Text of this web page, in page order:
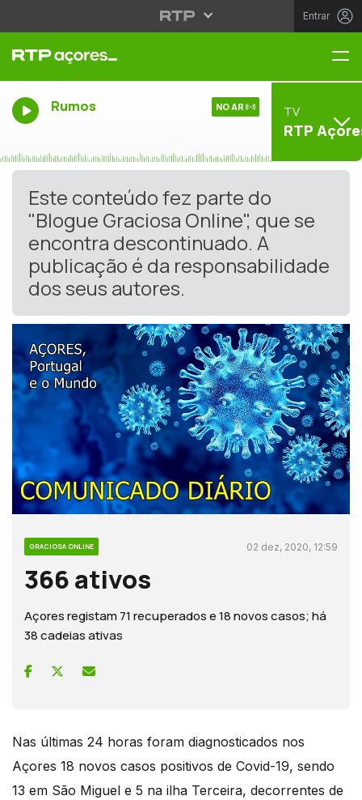
Entrar
Rumos NO AR TV
RTP
Este conteúdo fez parte do
"Blogue Graciosa Online", que se
encontra descontinuado. A
publicação é da responsabilidade
dos seus autores.
GRACIOSA ONLINE 02 dez, 2020, 12:59
366 ativos
Açores registam 71 recuperados e 18 novos casos; há
38 cadeias ativas
Nas últimas 24 horas foram diagnosticados nos
Açores 18 novos casos positivos de Covid-19, sendo
13 em São Miguel e 5 na ilha Terceira, decorrentes de